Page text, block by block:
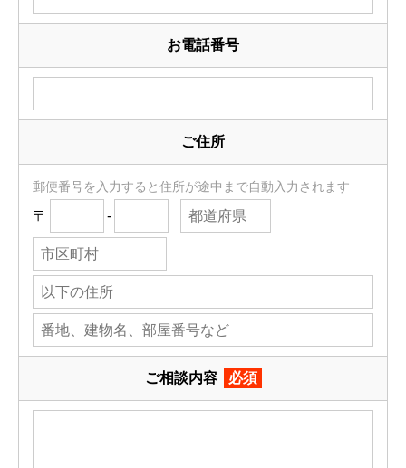
お電話番号
ご住所
郵便番号を入力すると住所が途中まで自動入力されます
〒 -
ご相談内容 必須